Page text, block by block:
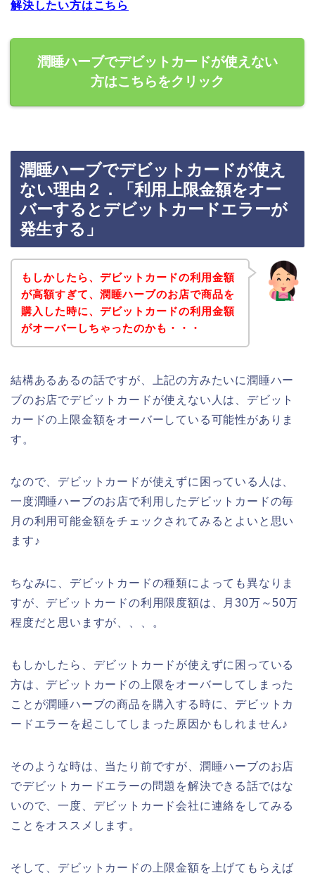
解決したい方はこちら
潤睡ハーブでデビットカードが使えない
方はこちらをクリック
潤睡ハーブでデビットカードが使え
ない理由２．「利用上限金額をオー
バーするとデビットカードエラーが
発生する」
もしかしたら、デビットカードの利用金額
が高額すぎて、潤睡ハーブのお店で商品を
購入した時に、デビットカードの利用金額
がオーバーしちゃったのかも・・・
結構あるあるの話ですが、上記の方みたいに潤睡ハー
ブのお店でデビットカードが使えない人は、デビット
カードの上限金額をオーバーしている可能性がありま
す。
なので、デビットカードが使えずに困っている人は、
一度潤睡ハーブのお店で利用したデビットカードの毎
月の利用可能金額をチェックされてみるとよいと思い
ます♪
ちなみに、デビットカードの種類によっても異なりま
すが、デビットカードの利用限度額は、月30万～50万
程度だと思いますが、、、。
もしかしたら、デビットカードが使えずに困っている
方は、デビットカードの上限をオーバーしてしまった
ことが潤睡ハーブの商品を購入する時に、デビットカ
ードエラーを起こしてしまった原因かもしれません♪
そのような時は、当たり前ですが、潤睡ハーブのお店
でデビットカードエラーの問題を解決できる話ではな
いので、一度、デビットカード会社に連絡をしてみる
ことをオススメします。
そして、デビットカードの上限金額を上げてもらえば